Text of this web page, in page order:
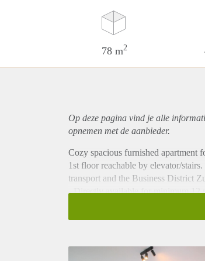
78 m2
Op deze pagina vind je alle
opnemen met de aanbieder.
Cozy spacious furnished apartment
1st floor reachable by elevator/
transport and the Business District
- Directly available for minimum 12
- 78m2
- Recently renovated